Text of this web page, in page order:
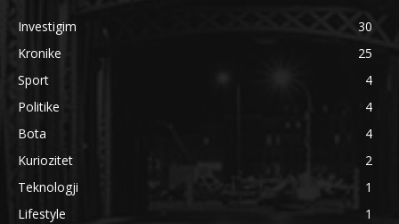
Investigim
30
Kronike
25
Sport
4
Politike
4
Bota
4
Kuriozitet
2
Teknologji
1
Lifestyle
1